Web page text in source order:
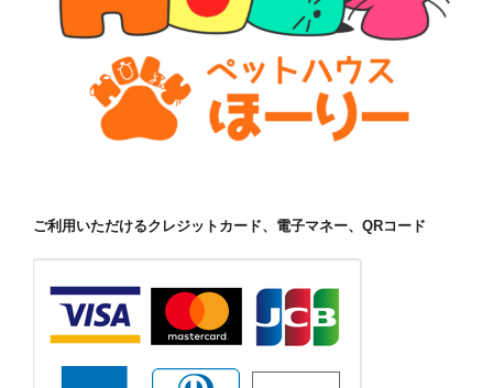
ご利用いただけるクレジットカード、電子マネー、QRコード